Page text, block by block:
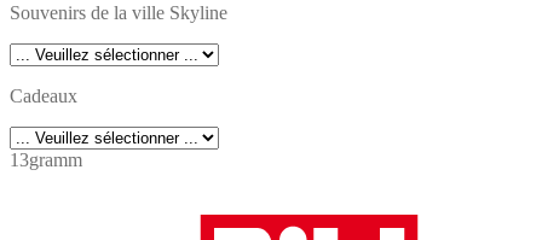
7,90 €.6,90 €.
Souvenirs de la ville Skyline
Cadeaux
13gramm